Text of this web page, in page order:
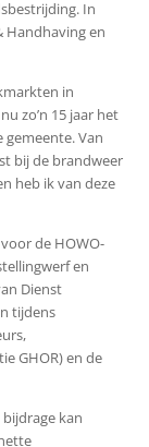
In
Handhaving en
in
zo’n 15 jaar het
Van
bij de brandweer
heb ik van deze
de HOWO-
en
Dienst
tijdens
GHOR) en de
kan